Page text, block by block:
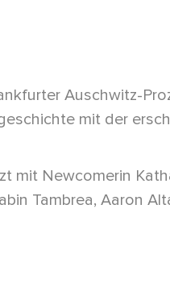
Auschwitz-
mit der
Newcomerin
Tambrea, Aaron